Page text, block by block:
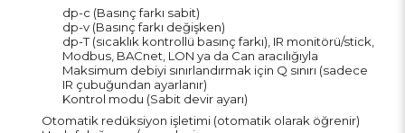
dp-c (Basınç farkı sabit)
dp-v (Basınç farkı değişken)
dp-T (sıcaklık kontrollü basınç farkı), IR monitörü/stick,
Modbus, BACnet, LON ya da Can aracılığıyla
Maksimum debiyi sınırlandırmak için Q sınırı (sadece
IR çubuğundan ayarlanır)
Kontrol modu (Sabit devir ayarı)
Otomatik redüksiyon işletimi (otomatik olarak öğrenir)